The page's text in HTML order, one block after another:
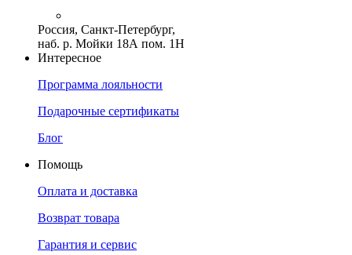
Россия, Санкт-Петербург,
наб. р. Мойки 18А пом. 1Н
Интересное
Программа лояльности
Подарочные сертификаты
Блог
Помощь
Оплата и доставка
Возврат товара
Гарантия и сервис